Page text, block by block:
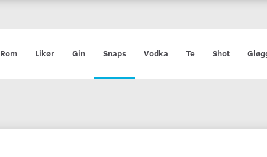
Rom Likør Gin Snaps Vodka Te Shot